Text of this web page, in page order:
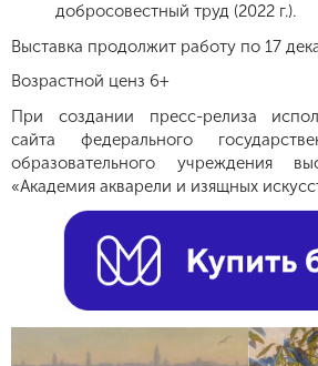
добросовестный труд (2022 г.).
Выставка продолжит работу по 17
Возрастной ценз 6+
При создании пресс-релиза
сайта федерального
образовательного учреждения
«Академия акварели и изящных